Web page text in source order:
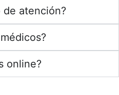
de atención?
online?